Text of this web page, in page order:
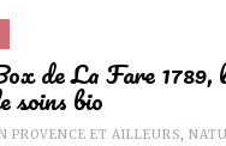
de La Fare 1789,
soins bio
PROVENCE ET AILLEURS,